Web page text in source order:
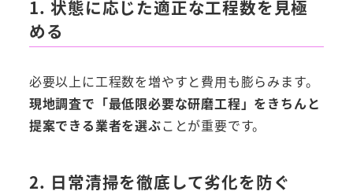
1. 状態に応じた適正な工程数を見極
める
必要以上に工程数を増やすと費用も膨らみます。
現地調査で「最低限必要な研磨工程」をきちんと
提案できる業者を選ぶことが重要です。
2. 日常清掃を徹底して劣化を防ぐ